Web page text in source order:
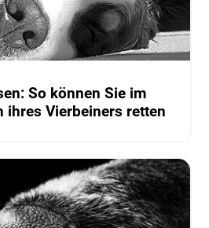
So können Sie im
ihres Vierbeiners retten